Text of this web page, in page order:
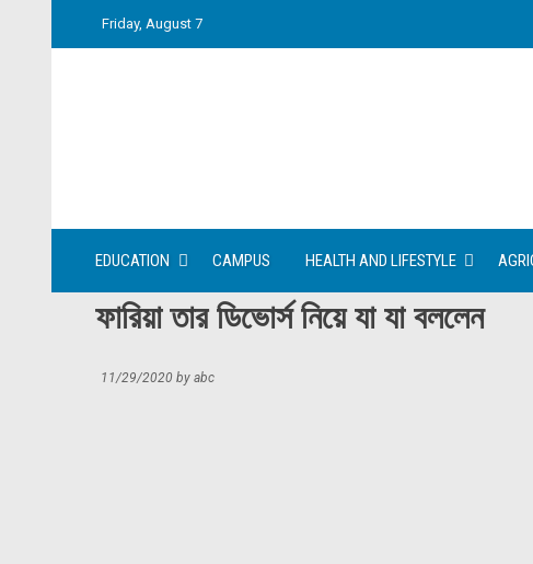
Friday, August 7
EDUCATION CAMPUS HEALTH AND LIFESTYLE
ফারিয়া তার ডিভোর্স নিয়ে যা যা বললেন
11/29/2020 by abc